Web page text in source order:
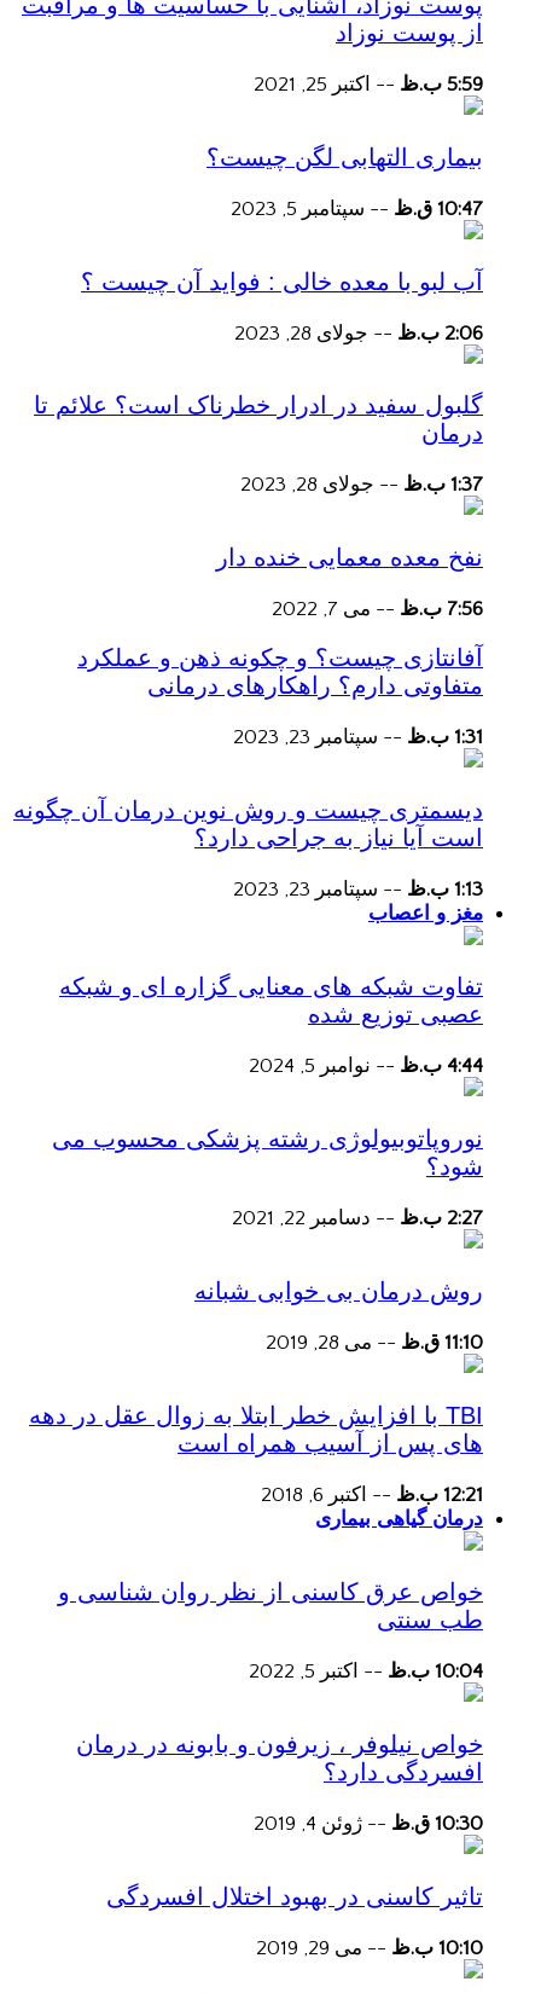
از پوست نوزاد
5:59 ب.ظ -- اکتبر 25, 2021
بیماری التهابی لگن چیست؟
10:47 ق.ظ -- سپتامبر 5, 2023
آب لبو با معده خالی : فواید آن چیست ؟
2:06 ب.ظ -- جولای 28, 2023
گلبول سفید در ادرار خطرناک است؟ علائم تا
درمان
1:37 ب.ظ -- جولای 28, 2023
نفخ معده معمایی خنده دار
7:56 ب.ظ -- می 7, 2022
آفانتازی چیست؟ و چکونه ذهن و عملکرد
متفاوتی دارم؟ راهکارهای درمانی
1:31 ب.ظ -- سپتامبر 23, 2023
دیسمتری چیست و روش نوین درمان آن چگونه
است آیا نیاز به جراحی دارد؟
1:13 ب.ظ -- سپتامبر 23, 2023
مغز و اعصاب
تفاوت شبکه های معنایی گزاره ای و شبکه
عصبی توزیع شده
4:44 ب.ظ -- نوامبر 5, 2024
نوروپاتوبیولوژی رشته پزشکی محسوب می
شود؟
2:27 ب.ظ -- دسامبر 22, 2021
روش درمان بی خوابی شبانه
11:10 ق.ظ -- می 28, 2019
TBI با افزایش خطر ابتلا به زوال عقل در دهه
های پس از آسیب همراه است
12:21 ب.ظ -- اکتبر 6, 2018
درمان گیاهی بیماری
خواص عرق کاسنی از نظر روان شناسی و
طب سنتی
10:04 ب.ظ -- اکتبر 5, 2022
خواص نیلوفر ، زیرفون و بابونه در درمان
افسردگی دارد؟
10:30 ق.ظ -- ژوئن 4, 2019
تاثیر کاسنی در بهبود اختلال افسردگی
10:10 ب.ظ -- می 29, 2019